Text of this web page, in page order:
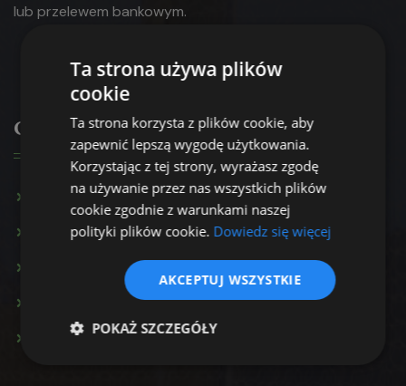
lub przelewem bankowym.
Oferta
Konsultacja psychologiczna
Terapia par
Terapia rodzinna
Terapia uzależnień
Inne usługi
Ta strona używa plików
cookie
Ta strona korzysta z plików cookie, aby
zapewnić lepszą wygodę użytkowania.
Korzystając z tej strony, wyrażasz zgodę
na używanie przez nas wszystkich plików
cookie zgodnie z warunkami naszej
polityki plików cookie. Dowiedz się więcej
AKCEPTUJ WSZYSTKIE
POKAŻ SZCZEGÓŁY